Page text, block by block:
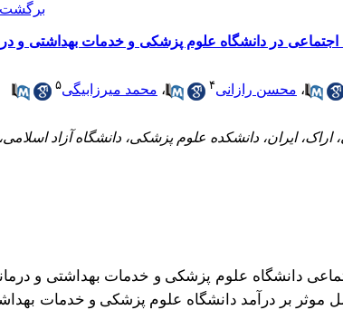
برگشت
در دانشگاه علوم پزشکی و خدمات بهداشتی و
، محسن رازانی۴ ، محمد میرزابیگی۵
ایران، دانشکده علوم پزشکی، دانشگاه آزاد اسلامی،
دانشگاه علوم پزشکی و خدمات بهداشتی و
موثر بر درآمد دانشگاه علوم پزشکی و خدمات